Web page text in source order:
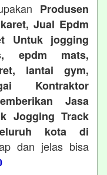
Produsen
Jual Epdm
Untuk jogging
epdm mats,
lantai gym,
Kontraktor
Jasa
Jogging Track
kota di
dan jelas bisa